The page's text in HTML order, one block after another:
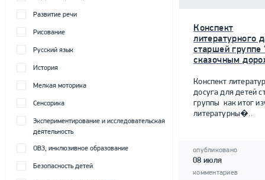
Развитие речи
Рисование
Русский язык
История
Мелкая моторика
Сенсорика
Экспериментирование и исследовательская
деятельность
ОВЗ, инклюзивное образование
Безопасность детей
Конспект
литературного
старшей группе
сказочным
Конспект
досуга для детей
группы как итог
литературны�..
опубликовано
08 июля
комментариев